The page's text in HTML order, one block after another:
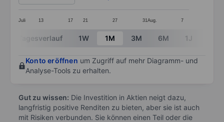
Juli 13 17 21 27 31 Aug. 7
End of interactive chart.
Tagesverlauf 1W 1M 3M 6M 1J
Konto eröffnen um Zugriff auf mehr Diagramm- und
Analyse-Tools zu erhalten.
Gut zu wissen: Die Investition in Aktien neigt dazu,
langfristig positive Renditen zu bieten, aber sie ist auch
mit Risiken verbunden. Sie können einen Teil oder die